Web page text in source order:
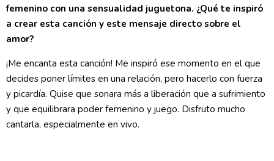
femenino con una sensualidad juguetona. ¿Qué te inspiró
a crear esta canción y este mensaje directo sobre el
amor?
¡Me encanta esta canción! Me inspiró ese momento en el que
decides poner límites en una relación, pero hacerlo con fuerza
y picardía. Quise que sonara más a liberación que a sufrimiento
y que equilibrara poder femenino y juego. Disfruto mucho
cantarla, especialmente en vivo.